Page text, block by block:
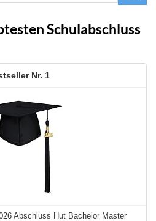
Schulabschluss
1
Abschluss Hut Bachelor Master